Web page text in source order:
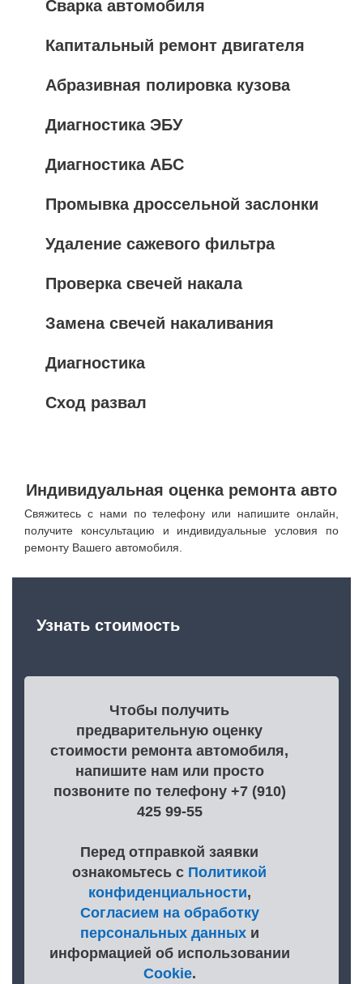
Сварка автомобиля
Капитальный ремонт двигателя
Абразивная полировка кузова
Диагностика ЭБУ
Диагностика АБС
Промывка дроссельной заслонки
Удаление сажевого фильтра
Проверка свечей накала
Замена свечей накаливания
Диагностика
Сход развал
Индивидуальная оценка ремонта авто
Свяжитесь с нами по телефону или напишите онлайн,
получите консультацию и индивидуальные условия по
ремонту Вашего автомобиля.
Узнать стоимость
Чтобы получить
предварительную оценку
стоимости ремонта автомобиля,
напишите нам или просто
позвоните по телефону +7 (910)
425 99-55
Перед отправкой заявки
ознакомьтесь с Политикой
конфиденциальности,
Согласием на обработку
персональных данныхи
информацией об использовании
Cookie.